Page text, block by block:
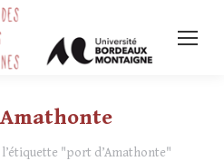
"port d’Amathonte"